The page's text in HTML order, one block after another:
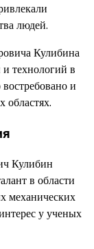
людей.
Кулибина
технологий в
и
областях.
Кулибин
в области
механических
у ученых